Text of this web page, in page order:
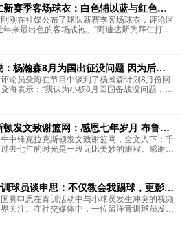
新赛季客场球衣：白色辅以蓝与红色，
古战袍
刚在社媒公布了球队新赛季客场球衣，评论区
来最出色的客场战袍。”阿迪达斯为拜仁打造
衣最早于2026年5月25日前被曝出上架销售，
年7月14日前全面公开...
：杨瀚森8月为国出征没问题 因为后面
不了
论员殳海在节目中谈到了杨瀚森计划8月份回
海表示：“我认为小杨8月回国备战没问题，因
打不了，这是他唯一能打的一个窗口期，而且
员最闲的一个月了，对瀚森来讲也...
顿发文致谢篮网：感恩七年岁月 布鲁克
中锋克拉克斯顿发文致谢篮网，全文入下：千
去七年的时光是一段无比美妙的旅程。感谢篮
一的信任，从加盟的第一天起，我就被这里的
经起伏，这座城市见证了我从男孩蜕变为...
球员谈申思：不仅教会我踢球，更影响
脚申思在青训活动中与小球员发生冲突的视频
关注。在社交媒体中，一位留洋青训球员发长
己踢球，更影响了自己的价值观和人生选择。
个球员的身份，说说我认识的申思指导2...